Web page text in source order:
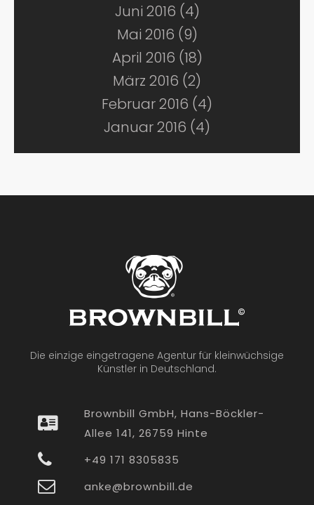
Juni 2016 (4)
Mai 2016 (9)
April 2016 (18)
März 2016 (2)
Februar 2016 (4)
Januar 2016 (4)
Die einzige eingetragene Agentur für kleinwüchsige
Künstler in Deutschland.
Brownbill GmbH, Hans-Böckler-
Allee 141, 26759 Hinte
+49 171 8305835
anke@brownbill.de